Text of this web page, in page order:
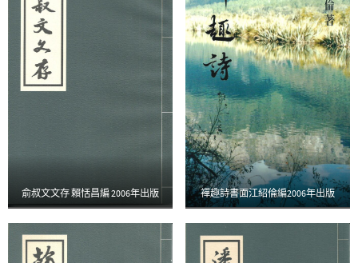
俞叔文文存 賴恬昌編 2006年出版 襌趣詩書面江紹倫編2006年出版